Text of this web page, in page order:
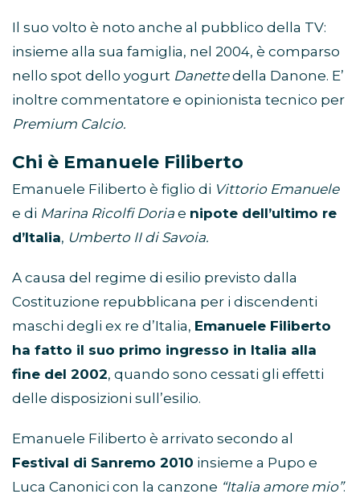
Il suo volto è noto anche al pubblico della TV:
insieme alla sua famiglia, nel 2004, è comparso
nello spot dello yogurt Danettedella Danone. E’
inoltre commentatore e opinionista tecnico per
Premium Calcio.
Chi è Emanuele Filiberto
Emanuele Filiberto è figlio di Vittorio Emanuele
e di Marina Ricolfi Doria e nipote dell’ultimo re
d’Italia, Umberto II di Savoia.
A causa del regime di esilio previsto dalla
Costituzione repubblicana per i discendenti
maschi degli ex re d’Italia, Emanuele Filiberto
ha fatto il suo primo ingresso in Italia alla
fine del 2002, quando sono cessati gli effetti
delle disposizioni sull’esilio.
Emanuele Filiberto è arrivato secondo al
Festival di Sanremo 2010 insieme a Pupo e
Luca Canonici con la canzone “Italia amore mio”.